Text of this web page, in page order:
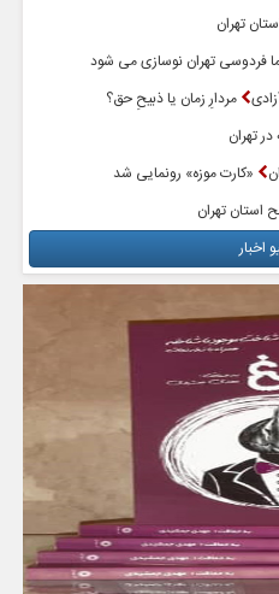
تهران
فردوسی تهران نوسازی می شود
مردارِ زمان یا ذبیحِ حق؟
تهران
«کارت موزه» رونمایی شد
اخبار